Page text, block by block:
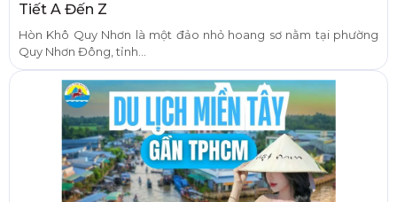
Tiết A Đến Z
Hòn Khô Quy Nhơn là một đảo nhỏ hoang sơ nằm tại phường
Quy Nhơn Đông, tỉnh...